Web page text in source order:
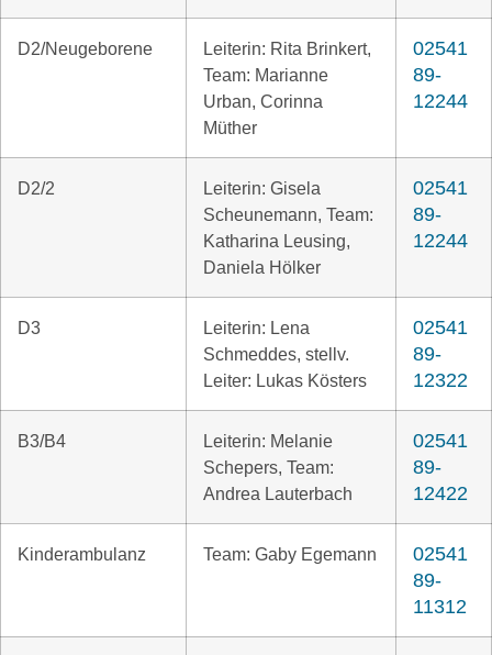
D2/Neugeborene
Leiterin: Rita Brinkert,
Team: Marianne
Urban, Corinna
Müther
02541
89-
12244
D2/2
Leiterin: Gisela
Scheunemann, Team:
Katharina Leusing,
Daniela Hölker
02541
89-
12244
D3
Leiterin: Lena
Schmeddes, stellv.
Leiter: Lukas Kösters
02541
89-
12322
B3/B4
Leiterin: Melanie
Schepers, Team:
Andrea Lauterbach
02541
89-
12422
Kinderambulanz Team: Gaby Egemann
02541
89-
11312